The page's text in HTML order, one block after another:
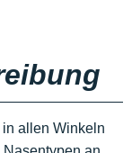
allen Winkeln